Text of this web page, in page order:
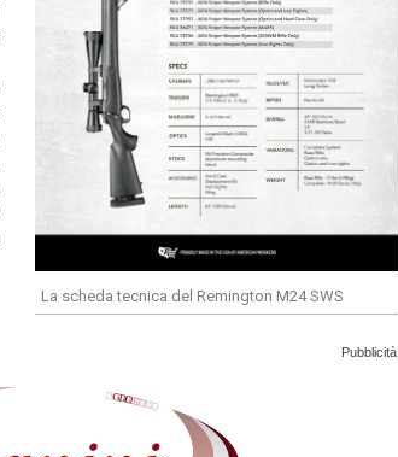
La scheda tecnica del Remington M24 SWS
Pubblicità